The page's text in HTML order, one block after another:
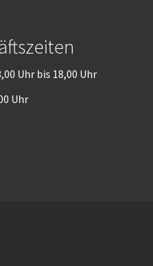
Uhr bis 18,00 Uhr
Uhr